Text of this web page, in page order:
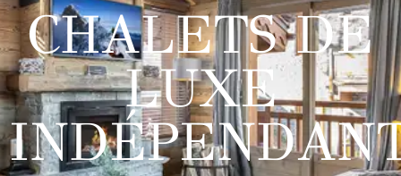
CHALETS DE
LUXE